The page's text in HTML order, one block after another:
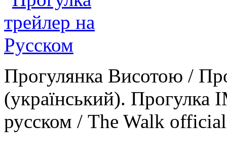
Прогулянка Висотою /
(український). Прогулка
русском / The Walk